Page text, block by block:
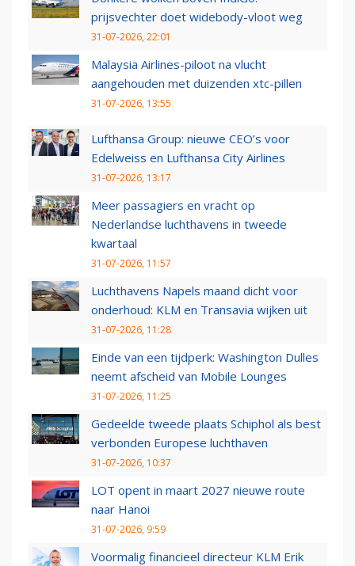
prijsvechter doet widebody-vloot weg
31-07-2026, 22:01
Malaysia Airlines-piloot na vlucht
aangehouden met duizenden xtc-pillen
31-07-2026, 13:55
Lufthansa Group: nieuwe CEO’s voor
Edelweiss en Lufthansa City Airlines
31-07-2026, 13:17
Meer passagiers en vracht op
Nederlandse luchthavens in tweede
kwartaal
31-07-2026, 11:57
Luchthavens Napels maand dicht voor
onderhoud: KLM en Transavia wijken uit
31-07-2026, 11:28
Einde van een tijdperk: Washington Dulles
neemt afscheid van Mobile Lounges
31-07-2026, 11:25
Gedeelde tweede plaats Schiphol als best
verbonden Europese luchthaven
31-07-2026, 10:37
LOT opent in maart 2027 nieuwe route
naar Hanoi
31-07-2026, 9:59
Voormalig financieel directeur KLM Erik